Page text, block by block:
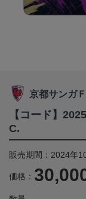
京都サンガ
【コード】
C.
販売期間：2024年
価格：